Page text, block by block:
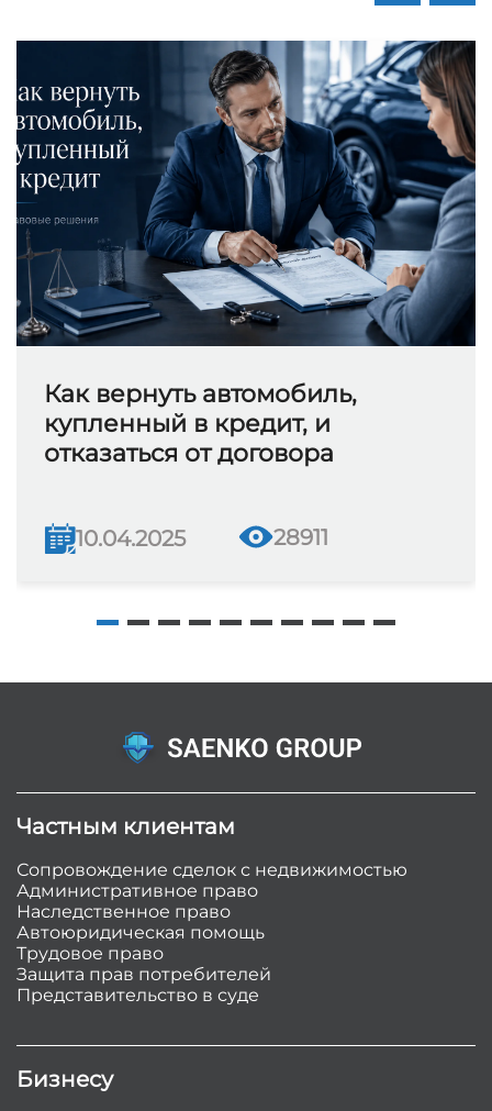
Как вернуть автомобиль,
купленный в кредит, и
отказаться от договора
10.04.2025 28911
Частным клиентам
Сопровождение сделок с недвижимостью
Административное право
Наследственное право
Автоюридическая помощь
Трудовое право
Защита прав потребителей
Представительство в суде
Бизнесу